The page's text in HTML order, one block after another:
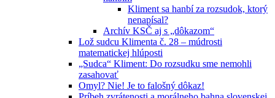
Kliment sa hanbí za rozsudok, ktorý
nenapísal?
Archív KSČ aj s „dôkazom“
Lož sudcu Klimenta č. 28 – múdrosti
matematickej hlúposti
„Sudca“ Kliment: Do rozsudku sme nemohli
zasahovať
Omyl? Nie! Je to falošný dôkaz!